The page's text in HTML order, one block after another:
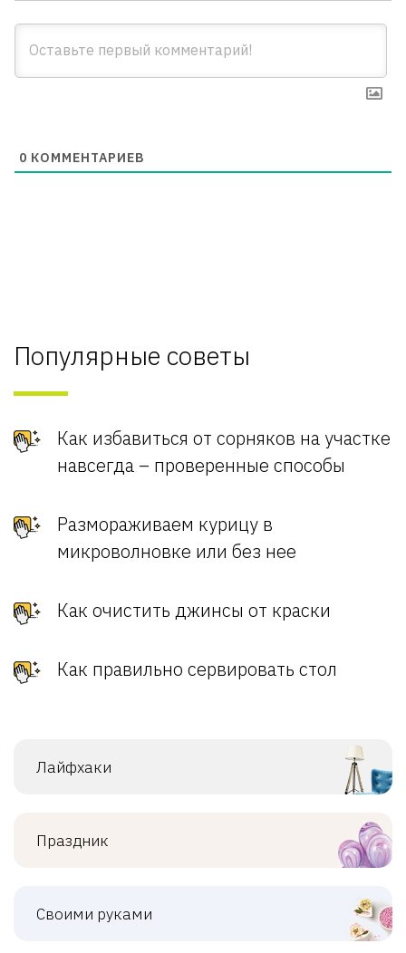
0 КОММЕНТАРИЕВ
Популярные советы
Как избавиться от сорняков на участке
навсегда – проверенные способы
Размораживаем курицу в
микроволновке или без нее
Как очистить джинсы от краски
Как правильно сервировать стол
Лайфхаки
Праздник
Своими руками